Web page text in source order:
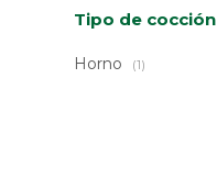
Tipo de cocción
Horno (1)